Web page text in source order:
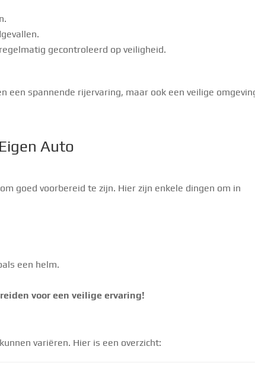
gecontroleerd op veiligheid.
een spannende rijervaring, maar ook een veilige
Auto
goed voorbereid te zijn. Hier zijn enkele dingen om in
een helm.
voor een veilige ervaring!
variëren. Hier is een overzicht: